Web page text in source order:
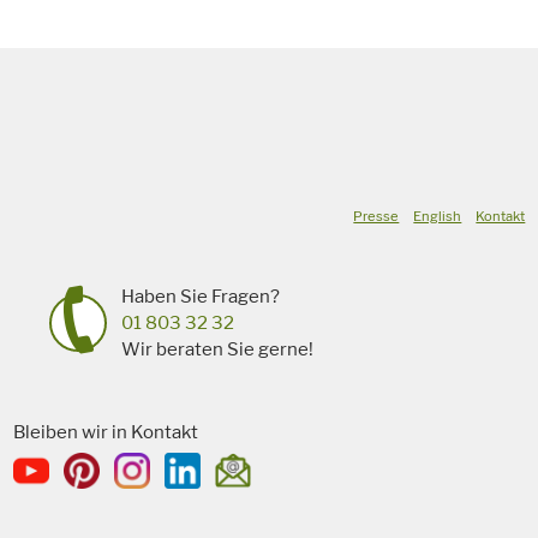
Presse English Kontakt
Haben Sie Fragen?
01 803 32 32
Wir beraten Sie gerne!
Bleiben wir in Kontakt